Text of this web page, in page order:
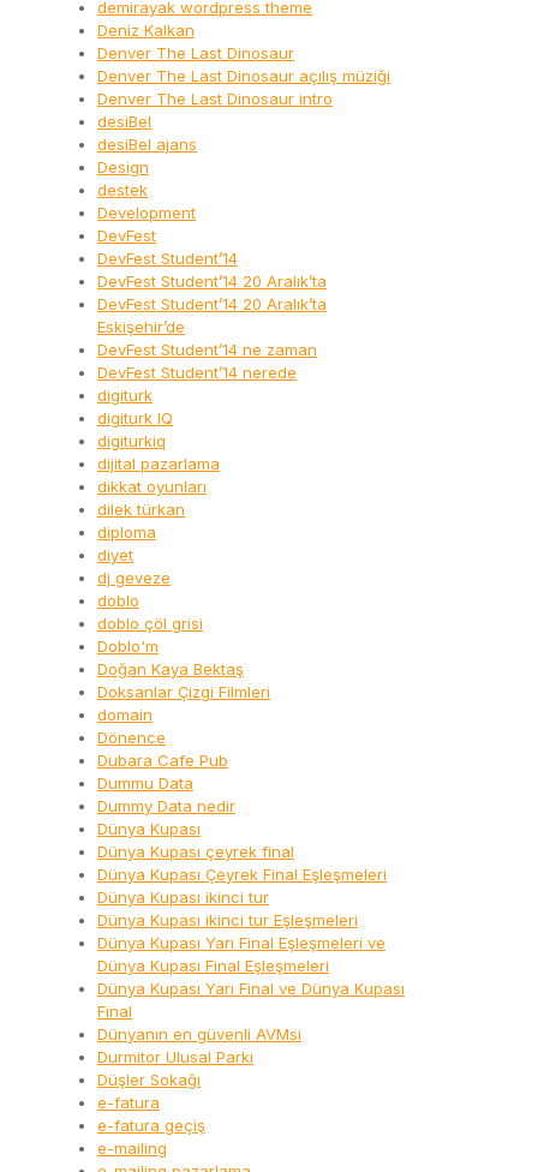
demirayak wordpress theme
Deniz Kalkan
Denver The Last Dinosaur
Denver The Last Dinosaur açılış müziği
Denver The Last Dinosaur intro
desiBel
desiBel ajans
Design
destek
Development
DevFest
DevFest Student’14
DevFest Student’14 20 Aralık’ta
DevFest Student’14 20 Aralık’ta
Eskişehir’de
DevFest Student’14 ne zaman
DevFest Student’14 nerede
digiturk
digiturk IQ
digiturkiq
dijital pazarlama
dikkat oyunları
dilek türkan
diploma
diyet
dj geveze
doblo
doblo çöl grisi
Doblo'm
Doğan Kaya Bektaş
Doksanlar Çizgi Filmleri
domain
Dönence
Dubara Cafe Pub
Dummu Data
Dummy Data nedir
Dünya Kupası
Dünya Kupası çeyrek final
Dünya Kupası Çeyrek Final Eşleşmeleri
Dünya Kupası ikinci tur
Dünya Kupası ikinci tur Eşleşmeleri
Dünya Kupası Yarı Final Eşleşmeleri ve
Dünya Kupası Final Eşleşmeleri
Dünya Kupası Yarı Final ve Dünya Kupası
Final
Dünyanın en güvenli AVMsi
Durmitor Ulusal Parkı
Düşler Sokağı
e-fatura
e-fatura geçiş
e-mailing